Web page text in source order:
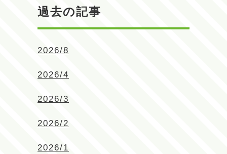
過去の記事
2026/8
2026/4
2026/3
2026/2
2026/1